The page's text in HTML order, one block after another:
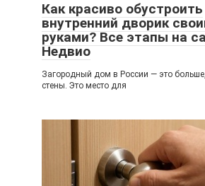
Как красиво обустроить
внутренний дворик
руками? Все этапы на
Недвио
Загородный дом в России — это
стены. Это место для